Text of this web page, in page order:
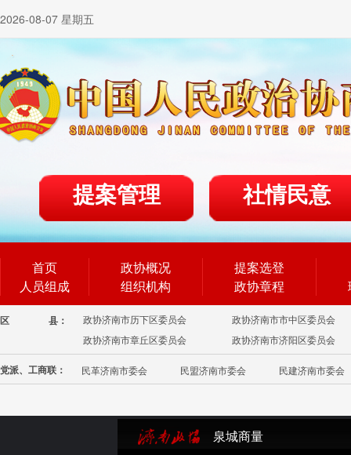
2026-08-07 星期五
提案管理 社情民意
首页
人员组成
政协概况
组织机构
提案选登
政协章程
区 县： 政协济南市历下区委员会
政协济南市市中区委员会
政协济南市章丘区委员会
政协济南市济阳区委员会
党派、工商联： 民革济南市委会 民盟济南市委会 民建济南市委会
泉城商量